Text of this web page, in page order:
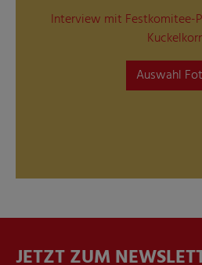
Interview mit Festkomitee-
Auswahl
JETZT ZUM